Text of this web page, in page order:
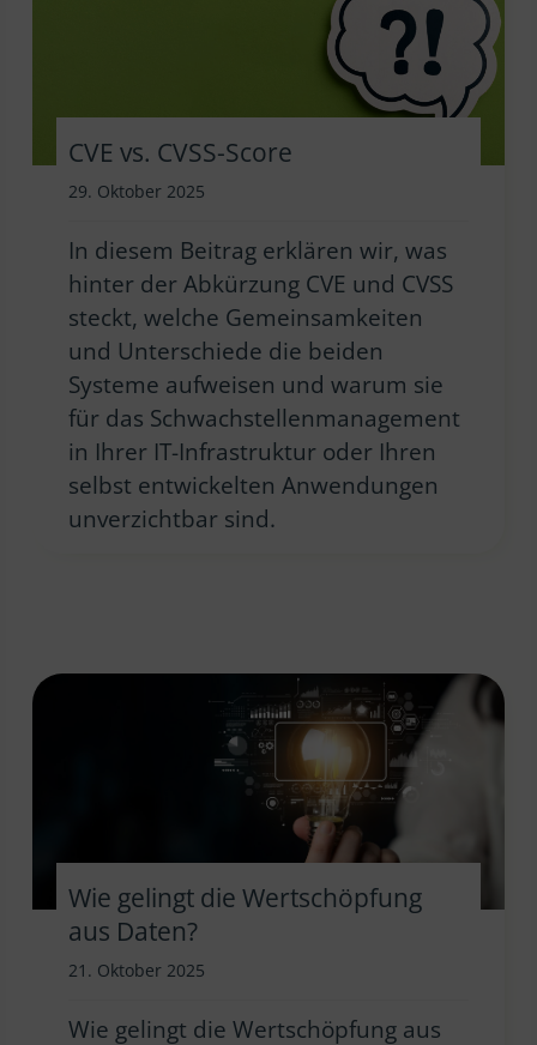
CVE vs. CVSS-Score
29. Oktober 2025
In diesem Beitrag erklären wir, was
hinter der Abkürzung CVE und CVSS
steckt, welche Gemeinsamkeiten
und Unterschiede die beiden
Systeme aufweisen und warum sie
für das Schwachstellenmanagement
in Ihrer IT-Infrastruktur oder Ihren
selbst entwickelten Anwendungen
unverzichtbar sind.
Wie gelingt die Wertschöpfung
aus Daten?
21. Oktober 2025
Wie gelingt die Wertschöpfung aus